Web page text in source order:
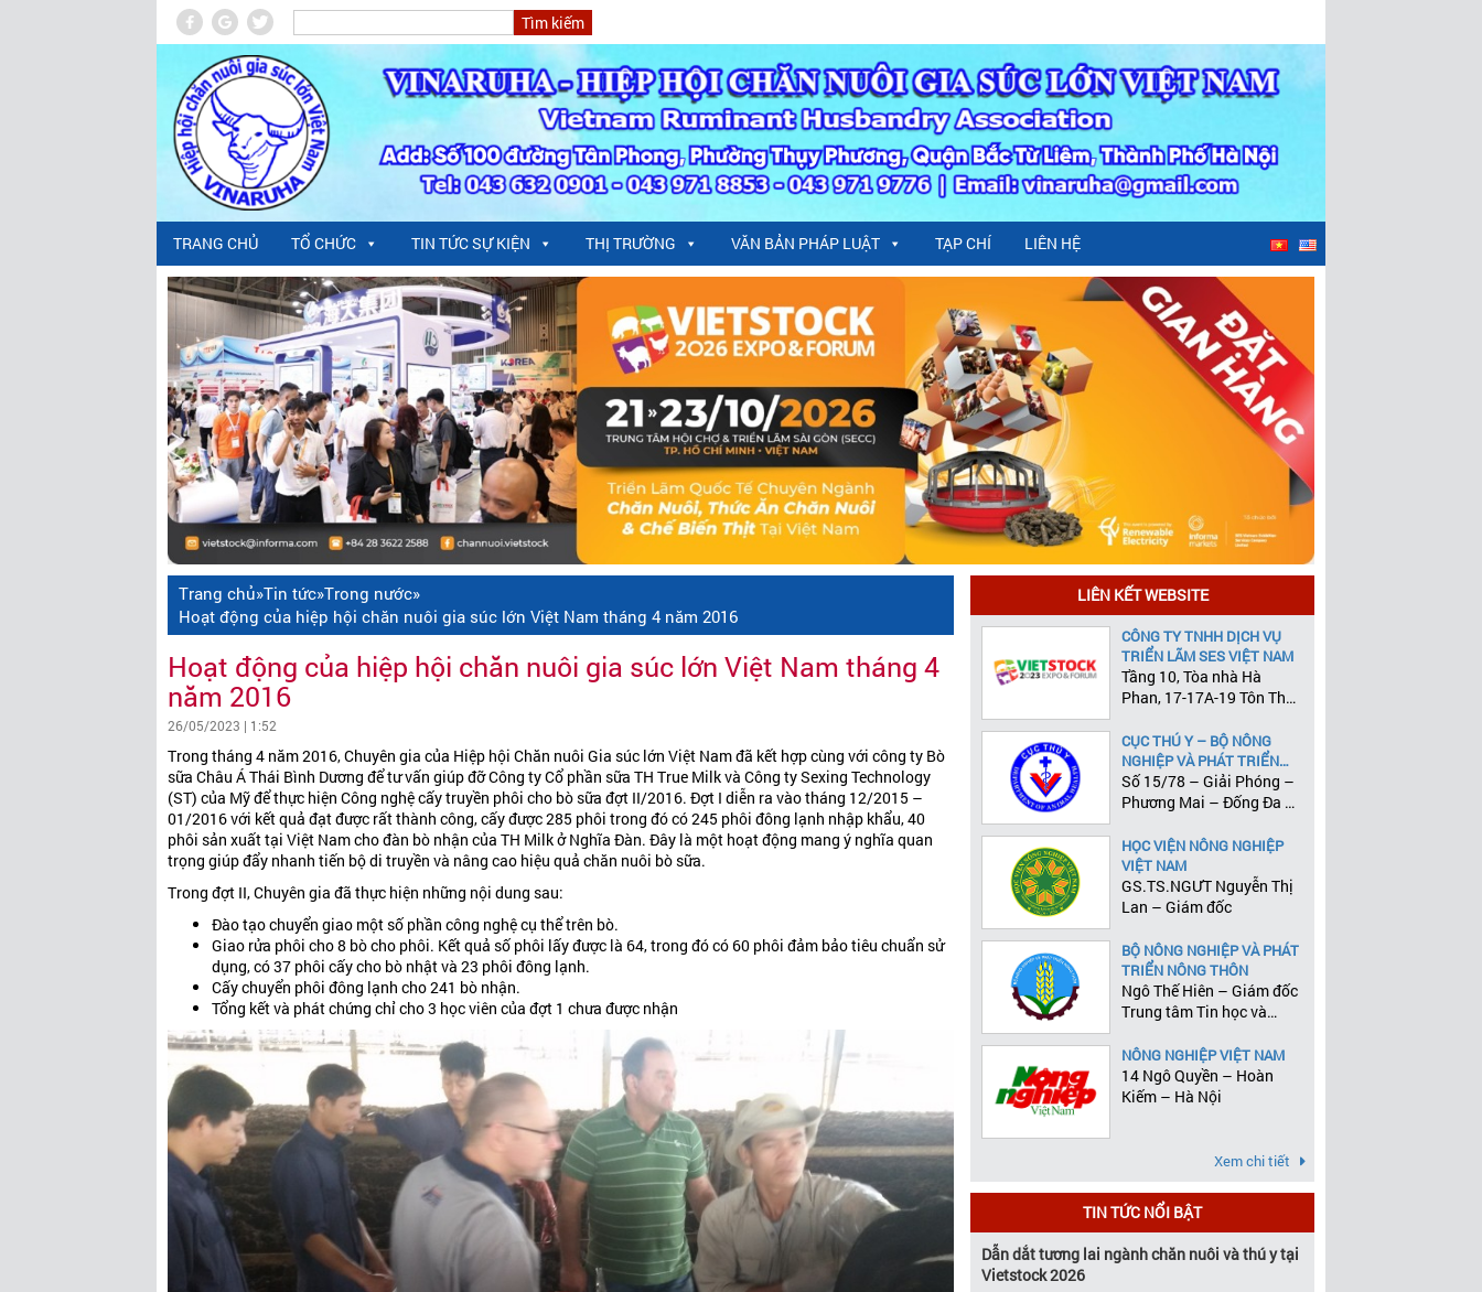
TRANG CHỦ TỔ CHỨC TIN TỨC SỰ KIỆN THỊ TRƯỜNG VĂN BẢN PHÁP LUẬT TẠP CHÍ LIÊN HỆ
Trang chủ»Tin tức»Trong nước»
Hoạt động của hiệp hội chăn nuôi gia súc lớn Việt Nam tháng 4 năm 2016
Hoạt động của hiệp hội chăn nuôi gia súc lớn Việt Nam tháng 4
năm 2016
26/05/2023 | 1:52
Trong tháng 4 năm 2016, Chuyên gia của Hiệp hội Chăn nuôi Gia súc lớn Việt Nam đã kết hợp cùng với công ty Bò
sữa Châu Á Thái Bình Dương để tư vấn giúp đỡ Công ty Cổ phần sữa TH True Milk và Công ty Sexing Technology
(ST) của Mỹ để thực hiện Công nghệ cấy truyền phôi cho bò sữa đợt II/2016. Đợt I diễn ra vào tháng 12/2015 –
01/2016 với kết quả đạt được rất thành công, cấy được 285 phôi trong đó có 245 phôi đông lạnh nhập khẩu, 40
phôi sản xuất tại Việt Nam cho đàn bò nhận của TH Milk ở Nghĩa Đàn. Đây là một hoạt động mang ý nghĩa quan
trọng giúp đẩy nhanh tiến bộ di truyền và nâng cao hiệu quả chăn nuôi bò sữa.
Trong đợt II, Chuyên gia đã thực hiện những nội dung sau:
Đào tạo chuyển giao một số phần công nghệ cụ thể trên bò.
Giao rửa phôi cho 8 bò cho phôi. Kết quả số phôi lấy được là 64, trong đó có 60 phôi đảm bảo tiêu chuẩn sử
dụng, có 37 phôi cấy cho bò nhật và 23 phôi đông lạnh.
Cấy chuyển phôi đông lạnh cho 241 bò nhận.
Tổng kết và phát chứng chỉ cho 3 học viên của đợt 1 chưa được nhận
LIÊN KẾT WEBSITE
CÔNG TY TNHH DỊCH VỤ
TRIỂN LÃM SES VIỆT NAM
Tầng 10, Tòa nhà Hà
Phan, 17-17A-19 Tôn Thất
Lão, Quận 1, Tp.HCM
CỤC THÚ Y – BỘ NÔNG
NGHIỆP VÀ PHÁT TRIỂN
NÔNG THÔN
Số 15/78 – Giải Phóng –
Phương Mai – Đống Đa –
HỌC VIỆN NÔNG NGHIỆP
VIỆT NAM
GS.TS.NGƯT Nguyễn Thị
Lan – Giám đốc
BỘ NÔNG NGHIỆP VÀ PHÁT
TRIỂN NÔNG THÔN
Ngô Thế Hiên – Giám đốc
Trung tâm Tin học và
NÔNG NGHIỆP VIỆT NAM
14 Ngô Quyền – Hoàn
Kiếm – Hà Nội
Xem chi tiết
TIN TỨC NỔI BẬT
Dẫn dắt tương lai ngành chăn nuôi và thú y tại
Vietstock 2026